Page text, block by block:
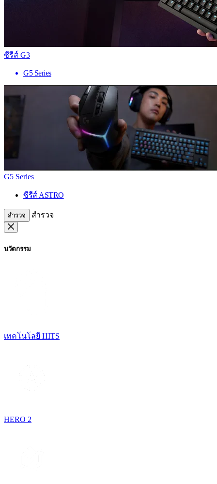
ซีรีส์ G3
G5 Series
G5 Series
ซีรีส์ ASTRO
สำรวจ สำรวจ
นวัตกรรม
เทคโนโลยี HITS
HERO 2